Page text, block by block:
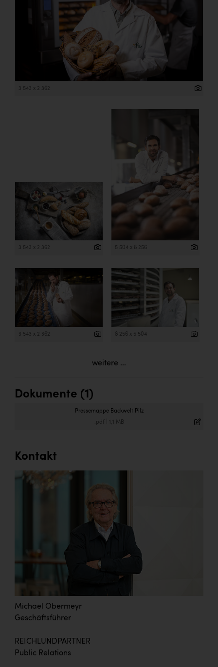
3 543 x 2 362
3 543 x 2 362 5 504 x 8 256
3 543 x 2 362 8 256 x 5 504
weitere ...
Dokumente (1)
Pressemappe Backwelt Pilz
.pdf 1,1 MB
Kontakt
Michael Obermeyr
Geschäftsführer
REICHLUNDPARTNER
Public Relations